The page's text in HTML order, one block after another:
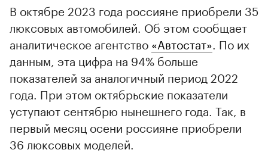
В октябре 2023 года россияне приобрели 35
люксовых автомобилей. Об этом сообщает
аналитическое агентство «Автостат» . По их
данным, эта цифра на 94% больше
показателей за аналогичный период 2022
года. При этом октябрьские показатели
уступают сентябрю нынешнего года. Так, в
первый месяц осени россияне приобрели
36 люксовых моделей.